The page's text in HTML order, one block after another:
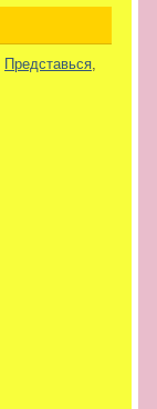
Представься,